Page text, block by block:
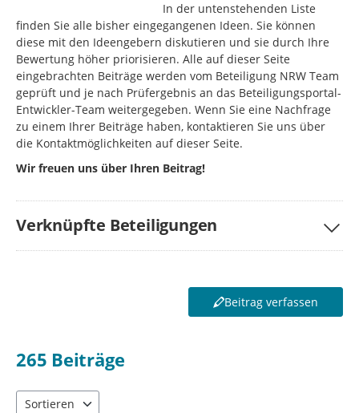
In der untenstehenden Liste
finden Sie alle bisher eingegangenen Ideen. Sie können
diese mit den Ideengebern diskutieren und sie durch Ihre
Bewertung höher priorisieren. Alle auf dieser Seite
eingebrachten Beiträge werden vom Beteiligung NRW Team
geprüft und je nach Prüfergebnis an das Beteiligungsportal-
Entwickler-Team weitergegeben. Wenn Sie eine Nachfrage
zu einem Ihrer Beiträge haben, kontaktieren Sie uns über
die Kontaktmöglichkeiten auf dieser Seite.
Wir freuen uns über Ihren Beitrag!
Verknüpfte Beteiligungen
Beitrag verfassen
265 Beiträge
Sortieren